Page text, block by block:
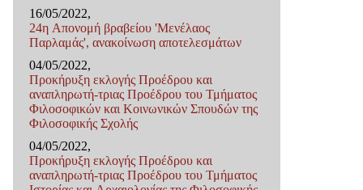
16/05/2022,
24η Απονομή βραβείου 'Μενέλαος
Παρλαμάς', ανακοίνωση αποτελεσμάτων
04/05/2022,
Προκήρυξη εκλογής Προέδρου και
αναπληρωτή-τριας Προέδρου του Τμήματος
Φιλοσοφικών και Κοινωνικών Σπουδών της
Φιλοσοφικής Σχολής
04/05/2022,
Προκήρυξη εκλογής Προέδρου και
αναπληρωτή-τριας Προέδρου του Τμήματος